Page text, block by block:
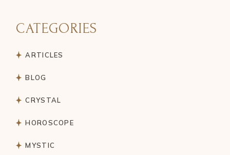
CATEGORIES
ARTICLES
BLOG
CRYSTAL
HOROSCOPE
MYSTIC